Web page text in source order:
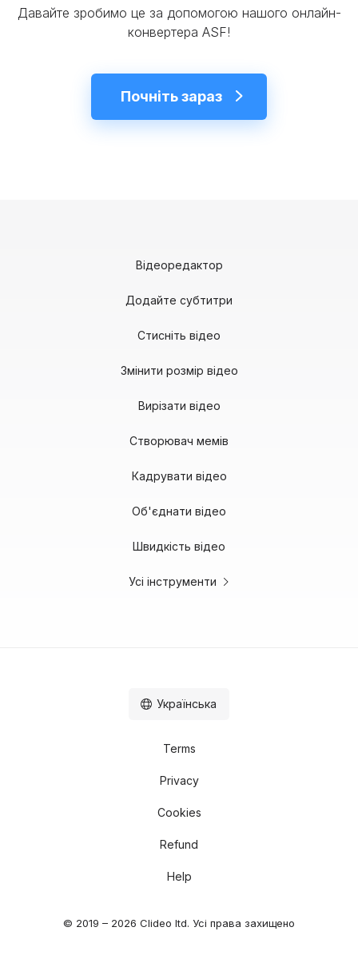
Давайте зробимо це за допомогою нашого онлайн-
конвертера ASF!
Почніть зараз
Відеоредактор
Додайте субтитри
Стисніть відео
Змінити розмір відео
Вирізати відео
Створювач мемів
Кадрувати відео
Об'єднати відео
Швидкість відео
Усі інструменти
© 2019 – 2026 Clideo ltd. Усі права захищено
Terms
Privacy
Cookies
Refund
Help
Українська